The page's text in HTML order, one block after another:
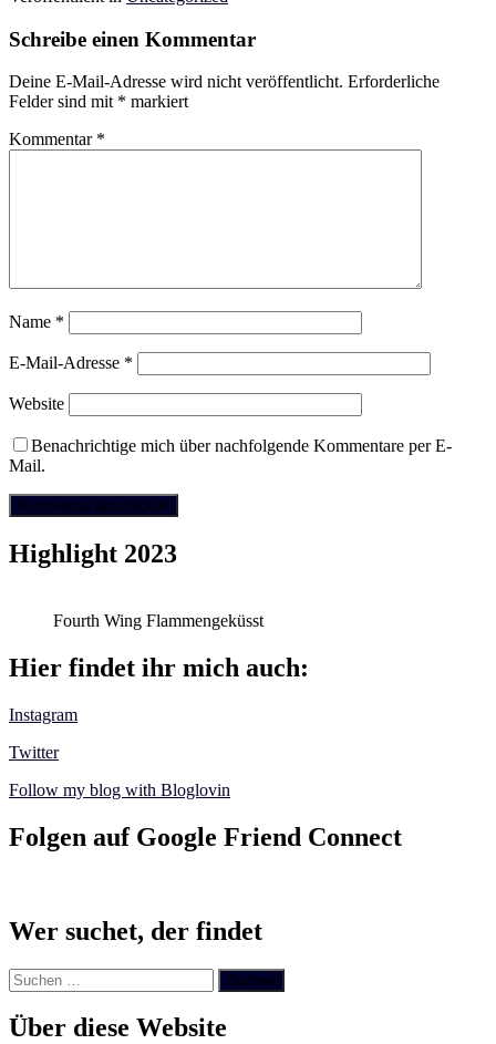
Schreibe einen Kommentar
Deine E-Mail-Adresse wird nicht veröffentlicht. Erforderliche
Felder sind mit * markiert
Kommentar *
Name *
E-Mail-Adresse *
Website
Benachrichtige mich über nachfolgende Kommentare per E-
Mail.
Highlight 2023
Fourth Wing Flammengeküsst
Hier findet ihr mich auch:
Instagram
Twitter
Follow my blog with Bloglovin
Folgen auf Google Friend Connect
Wer suchet, der findet
Suchen
nach:
Über diese Website